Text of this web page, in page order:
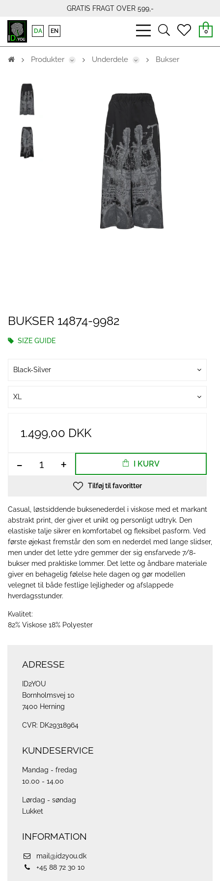
GRATIS FRAGT OVER 599,-
bars
light
searchheart
0
DA EN
Produkter Underdele Bukser
BUKSER 14874-9982
SIZE GUIDE
Black-Silver
XL
1.499,00 DKK
- + I KURV
Tilføj til favoritter
Casual, løstsiddende buksenederdel i viskose med et markant
abstrakt print, der giver et unikt og personligt udtryk. Den
elastiske talje sikrer en komfortabel og fleksibel pasform. Ved
første øjekast fremstår den som en nederdel med lange slidser,
men under det lette ydre gemmer der sig ensfarvede 7/8-
bukser med praktiske lommer. Det lette og åndbare materiale
giver en behagelig følelse hele dagen og gør modellen
velegnet til både festlige lejligheder og afslappede
hverdagsstunder.
Kvalitet:
82% Viskose 18% Polyester
ADRESSE
ID2YOU
Bornholmsvej 10
7400 Herning
CVR: DK29318964
KUNDESERVICE
Mandag - fredag
10.00 - 14.00
Lørdag - søndag
Lukket
INFORMATION
mail@id2you.dk
+45 88 72 30 10